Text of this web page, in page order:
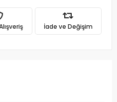
İade ve Değişim